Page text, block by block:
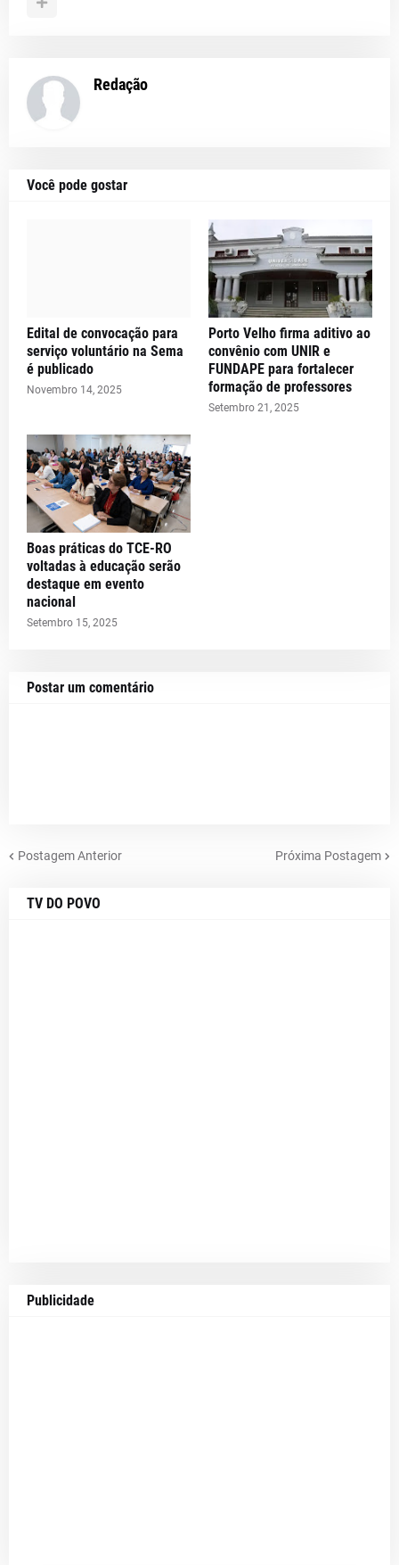
Redação
Você pode gostar
Edital de convocação para
serviço voluntário na Sema
é publicado
Novembro 14, 2025
Porto Velho firma aditivo ao
convênio com UNIR e
FUNDAPE para fortalecer
formação de professores
Setembro 21, 2025
Boas práticas do TCE-RO
voltadas à educação serão
destaque em evento
nacional
Setembro 15, 2025
Postar um comentário
Postagem Anterior Próxima Postagem
TV DO POVO
Publicidade